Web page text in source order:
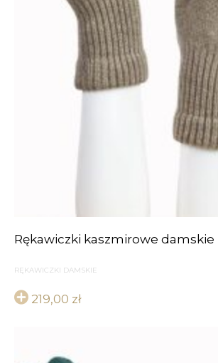
Rękawiczki kaszmirowe damskie
RĘKAWICZKI DAMSKIE
219,00 zł